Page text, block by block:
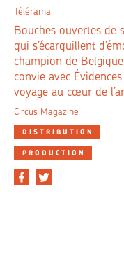
Télérama
Bouches ouvertes de
qui s’écarquillent
champion de
convie avec
voyage au cœur de
Circus Magazine
DISTRIBUTION
PRODUCTION